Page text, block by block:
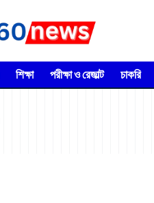
শিক্ষা পরীক্ষা ও রেজাল্ট চাকরি